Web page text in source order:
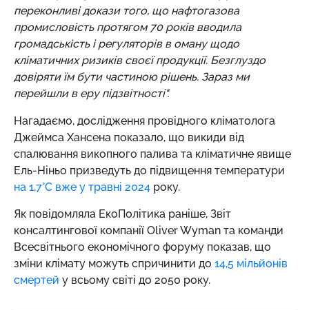
переконливі докази того, що нафтогазова
промисловість протягом 70 років вводила
громадськість і регуляторів в оману щодо
кліматичних ризиків своєї продукції. Безглуздо
довіряти їм бути частиною рішень. Зараз ми
перейшли в еру підзвітності".
Нагадаємо, дослідження провідного кліматолога
Джеймса Хансена показало, що викиди від
спалювання викопного палива та кліматичне явище
Ель-Ніньо призведуть до підвищення температури
на 1,7°C вже у травні 2024 року.
Як повідомляла ЕкоПолітика раніше, Звіт
консалтингової компанії Oliver Wyman та команди
Всесвітнього економічного форуму показав, що
зміни клімату можуть спричинити до 14,5 мільйонів
смертей у всьому світі до 2050 року.